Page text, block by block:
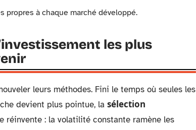
propres à chaque marché développé.
les plus
leurs méthodes. Fini le temps où seules les
devient plus pointue, la sélection
réinvente : la volatilité constante ramène les